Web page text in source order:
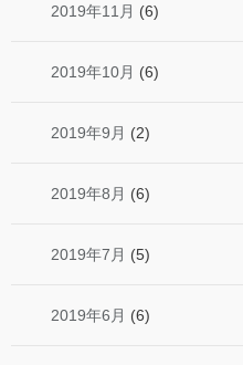
2019年11月 (6)
2019年10月 (6)
2019年9月 (2)
2019年8月 (6)
2019年7月 (5)
2019年6月 (6)